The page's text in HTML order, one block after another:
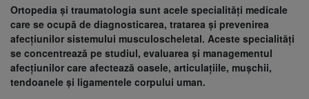
Ortopedia și traumatologia sunt acele specialități medicale
care se ocupă de diagnosticarea, tratarea și prevenirea
afecțiunilor sistemului musculoscheletal. Aceste specialități
se concentrează pe studiul, evaluarea și managementul
afecțiunilor care afectează oasele, articulațiile, mușchii,
tendoanele și ligamentele corpului uman.